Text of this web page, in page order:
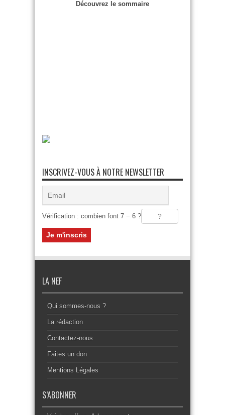
Découvrez le sommaire
INSCRIVEZ-VOUS À NOTRE NEWSLETTER
Vérification : combien font 7 − 6 ?
LA NEF
Qui sommes-nous ?
La rédaction
Contactez-nous
Faites un don
Mentions Légales
S’ABONNER